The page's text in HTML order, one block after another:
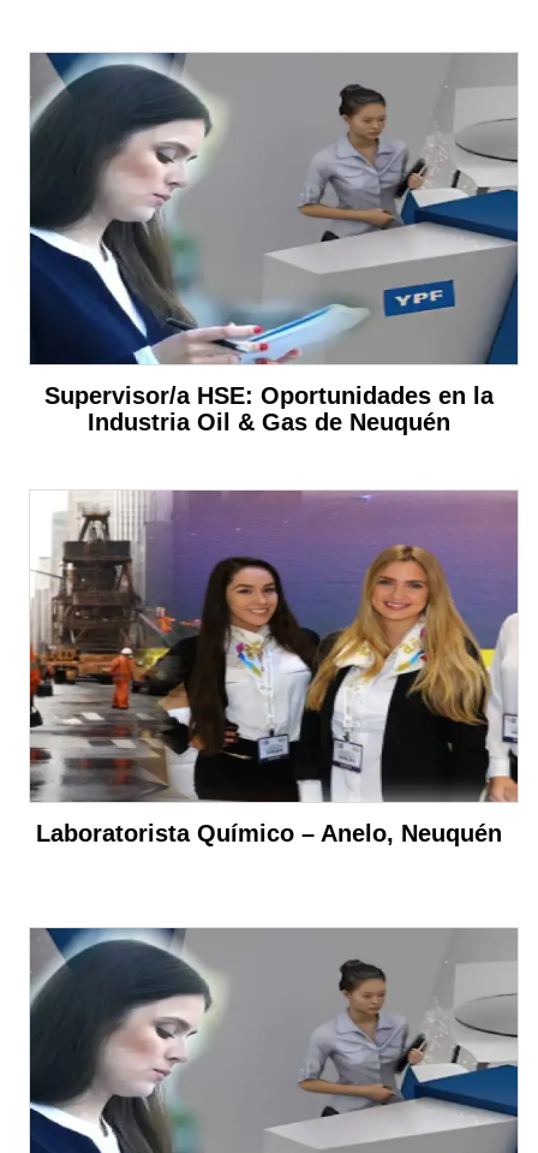
Supervisor/a HSE: Oportunidades en la
Industria Oil & Gas de Neuquén
Laboratorista Químico – Anelo, Neuquén